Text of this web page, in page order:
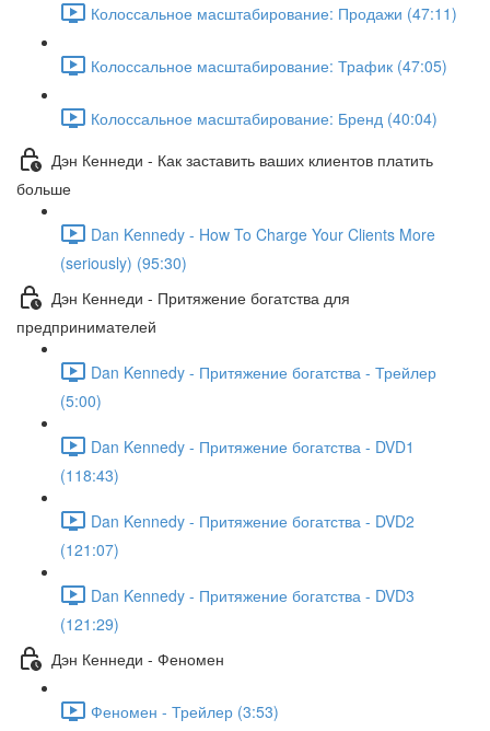
Колоссальное масштабирование: Продажи (47:11)
Колоссальное масштабирование: Трафик (47:05)
Колоссальное масштабирование: Бренд (40:04)
Дэн Кеннеди - Как заставить ваших клиентов платить
больше
Dan Kennedy - How To Charge Your Clients More
(seriously) (95:30)
Дэн Кеннеди - Притяжение богатства для
предпринимателей
Dan Kennedy - Притяжение богатства - Трейлер
(5:00)
Dan Kennedy - Притяжение богатства - DVD1
(118:43)
Dan Kennedy - Притяжение богатства - DVD2
(121:07)
Dan Kennedy - Притяжение богатства - DVD3
(121:29)
Дэн Кеннеди - Феномен
Феномен - Трейлер (3:53)